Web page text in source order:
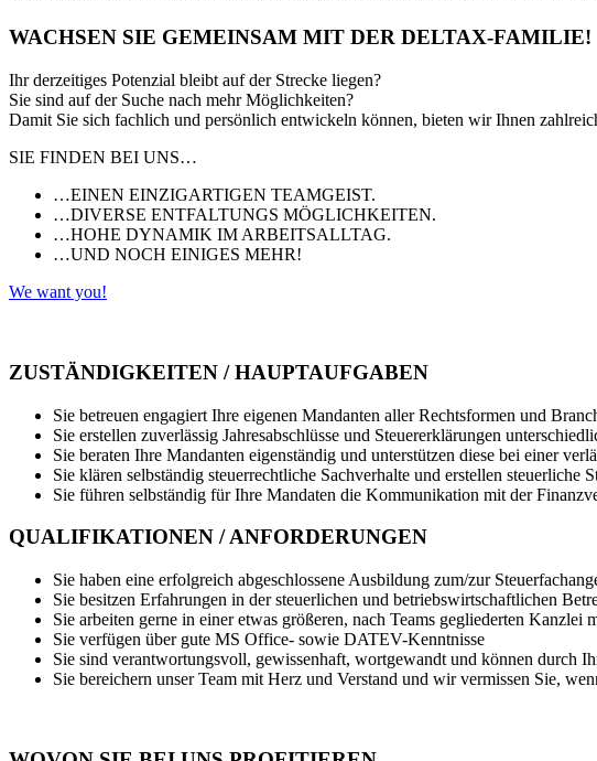
WACHSEN SIE GEMEINSAM MIT DER DELTAX-FAMILIE!
Ihr derzeitiges Potenzial bleibt auf der Strecke liegen?
Sie sind auf der Suche nach mehr Möglichkeiten?
Damit Sie sich fachlich und persönlich entwickeln können, bieten wir Ihnen
SIE FINDEN BEI UNS…
…EINEN EINZIGARTIGEN TEAMGEIST.
…DIVERSE ENTFALTUNGS MÖGLICHKEITEN.
…HOHE DYNAMIK IM ARBEITSALLTAG.
…UND NOCH EINIGES MEHR!
We want you!
ZUSTÄNDIGKEITEN / HAUPTAUFGABEN
Sie betreuen engagiert Ihre eigenen Mandanten aller Rechtsformen und
Sie erstellen zuverlässig Jahresabschlüsse und Steuererklärungen
Sie beraten Ihre Mandanten eigenständig und unterstützen diese bei einer
Sie klären selbständig steuerrechtliche Sachverhalte und erstellen steuerliche
Sie führen selbständig für Ihre Mandaten die Kommunikation mit der
QUALIFIKATIONEN / ANFORDERUNGEN
Sie haben eine erfolgreich abgeschlossene Ausbildung zum/zur
Sie besitzen Erfahrungen in der steuerlichen und betriebswirtschaftlichen
Sie arbeiten gerne in einer etwas größeren, nach Teams gegliederten Kanzlei
Sie verfügen über gute MS Office- sowie DATEV-Kenntnisse
Sie sind verantwortungsvoll, gewissenhaft, wortgewandt und können durch
Sie bereichern unser Team mit Herz und Verstand und wir vermissen Sie,